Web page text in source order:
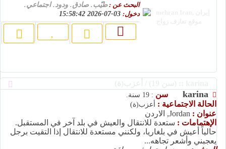
البحث عن :طيّب. صادق. ودود. اجتماعي.
دخول:
karina سن : 19 سنة.
الحالة الاجتماعية : أعزب(ة)
عنوان : Jordan, الاردن
الإهتمامات : ستعدة للانتقال والعيش في بلد آخر في المستقبل.
حالياً أعيش في بلغاريا، ولكنني مستعدة للانتقال إذا التقيت برجل
يعجبني وأشعر تجاهه...